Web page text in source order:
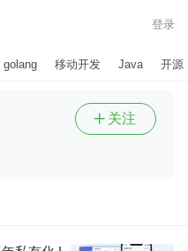
登录
golang 移动开发 Java 开源
 关注